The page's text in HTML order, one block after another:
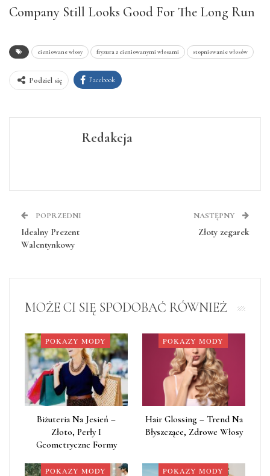
Company Still Looks Good For The Long Run
cieniowane włosy fryzura z cieniowanymi włosami stopniowanie włosów
Podziel się Facebook
Redakcja
POPRZEDNI
Idealny Prezent
Walentynkowy
NASTĘPNY
Złoty zegarek
MOŻE CI SIĘ SPODOBAĆ RÓWNIEŻ
POKAZY MODY
Biżuteria Na Jesień –
Złoto, Perły I
Geometryczne Formy
POKAZY MODY
Hair Glossing – Trend Na
Błyszczące, Zdrowe Włosy
POKAZY MODY POKAZY MODY